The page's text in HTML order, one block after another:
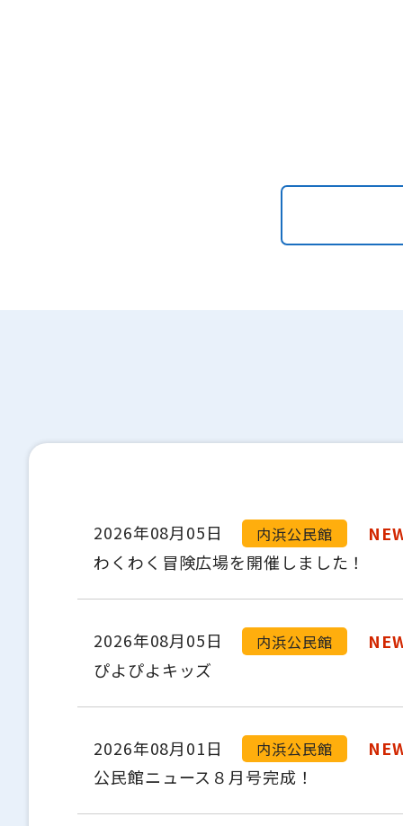
2026年08月05日 内浜公民館
わくわく冒険広場を開催しました！
2026年08月05日 内浜公民館
ぴよぴよキッズ
2026年08月01日 内浜公民館
公民館ニュース８月号完成！